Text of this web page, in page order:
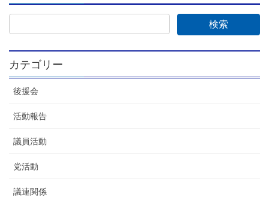
カテゴリー
後援会
活動報告
議員活動
党活動
議連関係